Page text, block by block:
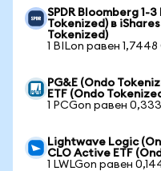
SPDR Bloomberg 1-
Tokenized) в
Tokenized)
1 BILon равен
PG&E (Ondo
ETF (Ondo
1 PCGon равен
Lightwave Logic
CLO Active ETF
1 LWLGon равен